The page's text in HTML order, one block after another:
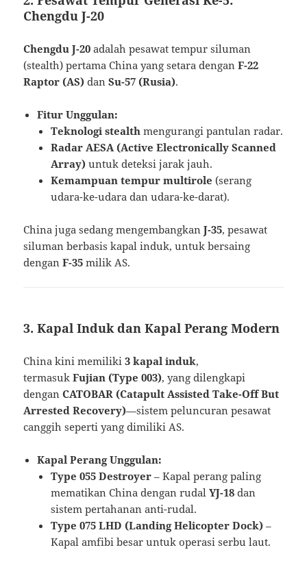
Chengdu J-20
Chengdu J-20 adalah pesawat tempur siluman
(stealth) pertama China yang setara denganF-22
Raptor (AS) danSu-57 (Rusia).
Fitur Unggulan:
Teknologi stealth mengurangi pantulan radar.
Radar AESA (Active Electronically Scanned
Array) untuk deteksi jarak jauh.
Kemampuan tempur multirole (serang
udara-ke-udara dan udara-ke-darat).
China juga sedang mengembangkanJ-35, pesawat
siluman berbasis kapal induk, untuk bersaing
denganF-35 milik AS.
3. Kapal Induk dan Kapal Perang Modern
China kini memiliki3 kapal induk,
termasukFujian (Type 003), yang dilengkapi
denganCATOBAR (Catapult Assisted Take-Off But
Arrested Recovery)—sistem peluncuran pesawat
canggih seperti yang dimiliki AS.
Kapal Perang Unggulan:
Type 055 Destroyer – Kapal perang paling
mematikan China dengan rudalYJ-18 dan
sistem pertahanan anti-rudal.
Type 075 LHD (Landing Helicopter Dock) –
Kapal amfibi besar untuk operasi serbu laut.